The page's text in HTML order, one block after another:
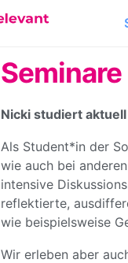
Nicki studiert
Als Student*in der
wie auch bei
intensive
reflektierte,
wie beispielsweise
Wir erleben aber